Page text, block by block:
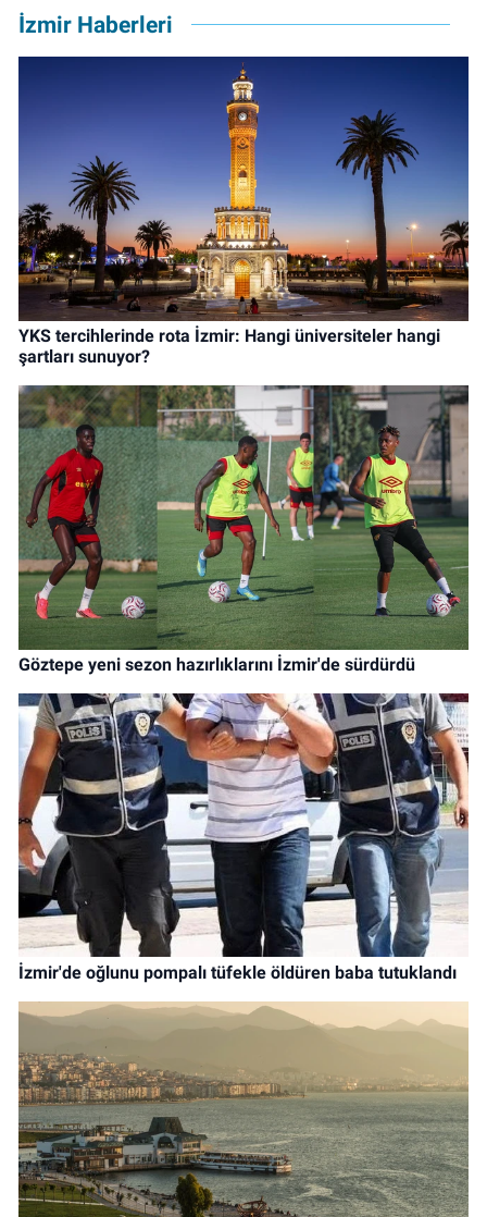
İzmir Haberleri
YKS tercihlerinde rota İzmir: Hangi üniversiteler hangi
şartları sunuyor?
Göztepe yeni sezon hazırlıklarını İzmir'de sürdürdü
İzmir'de oğlunu pompalı tüfekle öldüren baba tutuklandı